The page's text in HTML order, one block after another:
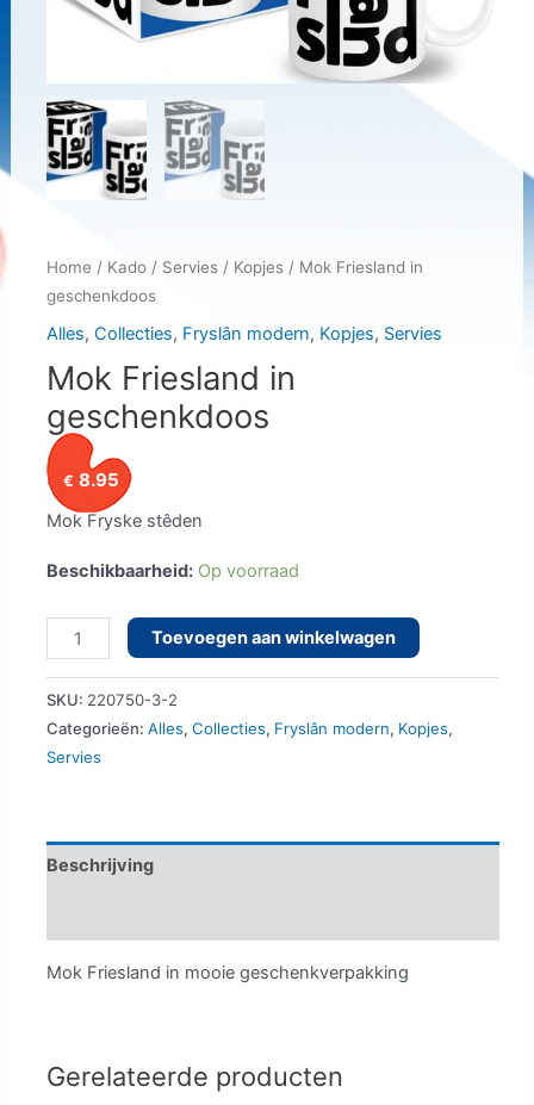
Home / Kado/ Servies/ Kopjes/ Mok Friesland in
geschenkdoos
Alles, Collecties, Fryslân modern, Kopjes, Servies
Mok Friesland in
geschenkdoos
€ 8.95
Mok Fryske stêden
Beschikbaarheid: Op voorraad
Mok
Friesland
in
geschenkdoos
aantal
Toevoegen aan winkelwagen
SKU: 220750-3-2
Categorieën: Alles, Collecties, Fryslân modern, Kopjes,
Servies
Beschrijving
Mok Friesland in mooie geschenkverpakking
Gerelateerde producten